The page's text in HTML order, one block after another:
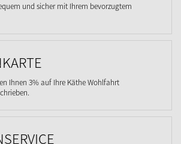
und sicher mit Ihrem bevorzugtem
Ihnen 3% auf Ihre Käthe Wohlfahrt